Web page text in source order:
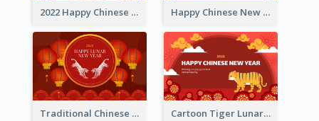
2022 Happy Chinese New Year Greeting Card With Photo Happy Chinese New Year Greeting Card With Chinese Tree Illustration
Traditional Chinese New Year Celebration Greeting Card Cartoon Tiger Lunar New Year Greeting Card